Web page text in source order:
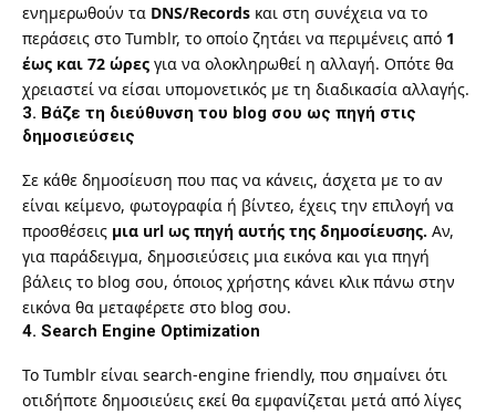
ενημερωθούν τα DNS/Records και στη συνέχεια να το
περάσεις στο Tumblr, το οποίο ζητάει να περιμένεις από 1
έως και 72 ώρες για να ολοκληρωθεί η αλλαγή. Οπότε θα
χρειαστεί να είσαι υπομονετικός με τη διαδικασία αλλαγής.
3. Βάζε τη διεύθυνση του blog σου ως πηγή στις
δημοσιεύσεις
Σε κάθε δημοσίευση που πας να κάνεις, άσχετα με το αν
είναι κείμενο, φωτογραφία ή βίντεο, έχεις την επιλογή να
προσθέσεις μια url ως πηγή αυτής της δημοσίευσης. Αν,
για παράδειγμα, δημοσιεύσεις μια εικόνα και για πηγή
βάλεις το blog σου, όποιος χρήστης κάνει κλικ πάνω στην
εικόνα θα μεταφέρετε στο blog σου.
4. Search Engine Optimization
Το Tumblr είναι search-engine friendly, που σημαίνει ότι
οτιδήποτε δημοσιεύεις εκεί θα εμφανίζεται μετά από λίγες